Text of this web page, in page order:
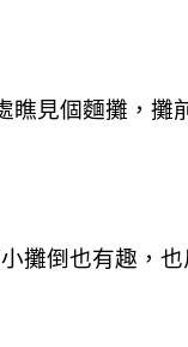
見個麵攤，
攤倒也有趣，也